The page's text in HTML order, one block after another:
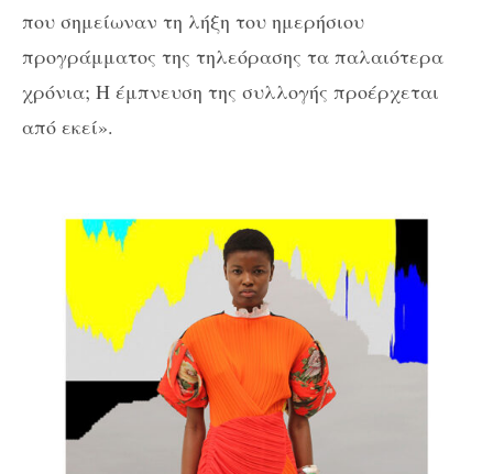
που σημείωναν τη λήξη του ημερήσιου
προγράμματος της τηλεόρασης τα παλαιότερα
χρόνια; Η έμπνευση της συλλογής προέρχεται
από εκεί».